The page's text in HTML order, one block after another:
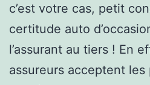
c’est votre cas, petit
certitude auto
l’assurant au tiers ! En
assureurs acceptent